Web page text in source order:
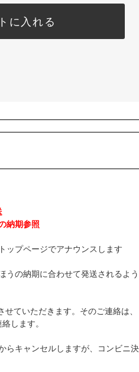
に入れる
納期参照
ップページでアナウンスします
うの納期に合わせて発送されるよう
ていただきます。そのご連絡は、
します。
らキャンセルしますが、コンビニ決